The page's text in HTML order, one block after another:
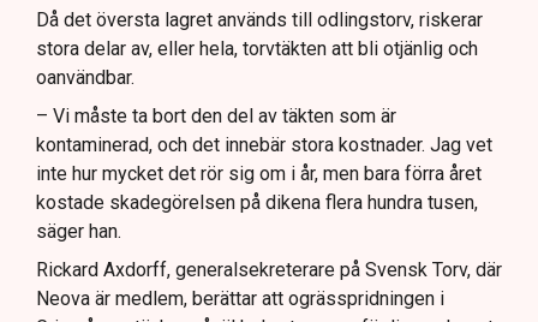
Då det översta lagret används till odlingstorv, riskerar
stora delar av, eller hela, torvtäkten att bli otjänlig och
oanvändbar.
– Vi måste ta bort den del av täkten som är
kontaminerad, och det innebär stora kostnader. Jag vet
inte hur mycket det rör sig om i år, men bara förra året
kostade skadegörelsen på dikena flera hundra tusen,
säger han.
Rickard Axdorff, generalsekreterare på Svensk Torv, där
Neova är medlem, berättar att ogrässpridningen i